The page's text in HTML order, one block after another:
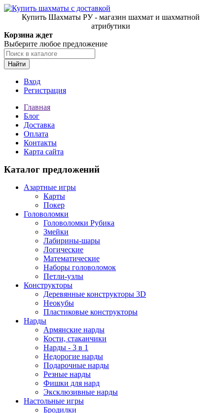
Купить Шахматы РУ - магазин шахмат и шахматной
атрибутики
Корзина ждет
Выберите любое предложение
Найти
Вход
Регистрация
Главная
Блог
Доставка
Оплата
Контакты
Карта сайта
Каталог предложений
Азартные игры
Карты
Покер
Головоломки
Головоломки Рубика
Змейки
Лабирины-шары
Логические
Математические
Наборы головоломок
Петли-узлы
Конструкторы
Деревянные конструкторы 3D
Неокубы
Пластиковые конструкторы
Нарды
Армянские нарды
Кости, стаканчики
Нарды - 3 в 1
Недорогие нарды
Подарочные нарды
Резные нарды
Фишки для нард
Эксклюзивные нарды
Настольные игры
Бродилки